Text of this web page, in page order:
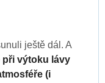
ještě dál. A
při výtoku lávy
(i